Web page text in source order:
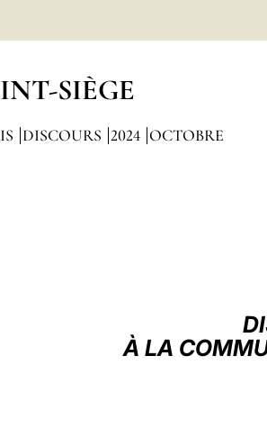
SIÈGE
DISCOURS 2024 OCTOBRE
À LA